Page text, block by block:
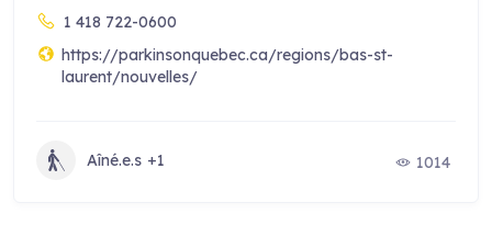
1 418 722-0600
https://parkinsonquebec.ca/regions/bas-st-
laurent/nouvelles/
Aîné.e.s +1 1014